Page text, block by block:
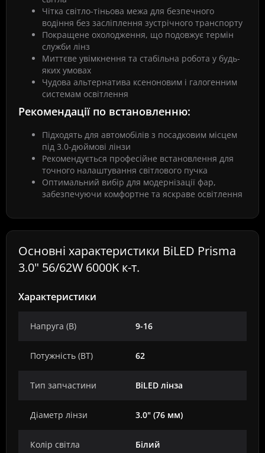
Чітка світло-тіньова межа для безпечного
водіння без засліплення зустрічного транспорту
Покращене охолодження, що подовжує термін
служби лінз
Миттєве увімкнення та стабільна робота у будь-
яких умовах
Чудова альтернатива ксеноновим і галогенним
системам освітлення
Рекомендації по встановленню:
Підходять для автомобілів з посадковим місцем
під 3.0-дюймові лінзи
Рекомендується професійне встановлення для
точного налаштування світлового пучка
Оптимальний вибір для модернізації фар,
забезпечуючи комфортне та яскраве освітлення
Основні характеристики BiLED Prisma
3.0" 56/62W 6000K к-т.
Характеристики
Напруга (В) 9-16
Потужність (ВТ) 62
Тип запчастини BiLED лінза
Діаметр лінзи 3.0" (76 мм)
Колір світла Білий